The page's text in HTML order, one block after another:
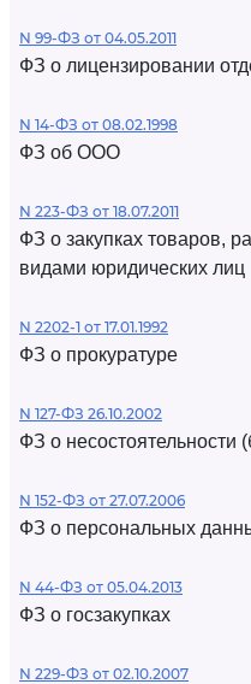
N 99-ФЗ от 04.05.2011
ФЗ о лицензировании
N 14-ФЗ от 08.02.1998
ФЗ об ООО
N 223-ФЗ от 18.07.2011
ФЗ о закупках товаров,
видами юридических лиц
N 2202-1 от 17.01.1992
ФЗ о прокуратуре
N 127-ФЗ 26.10.2002
ФЗ о несостоятельности
N 152-ФЗ от 27.07.2006
ФЗ о персональных
N 44-ФЗ от 05.04.2013
ФЗ о госзакупках
N 229-ФЗ от 02.10.2007